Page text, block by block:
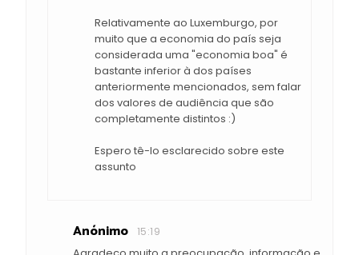
Relativamente ao Luxemburgo, por
muito que a economia do país seja
considerada uma "economia boa" é
bastante inferior à dos países
anteriormente mencionados, sem falar
dos valores de audiência que são
completamente distintos :)
Espero tê-lo esclarecido sobre este
assunto
Anónimo 15:19